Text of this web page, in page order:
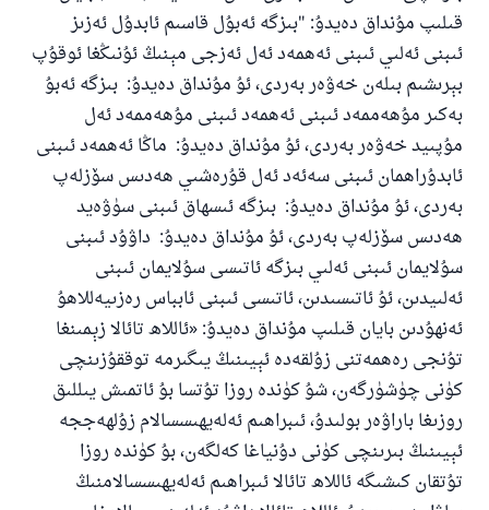
قىلىپ مۇنداق دەيدۇ: "بىزگە ئەبۇل قاسىم ئابدۇل ئەزىز
ئىبنى ئەلىي ئىبنى ئەھمەد ئەل ئەزجى مېنىڭ ئۇنىڭغا ئوقۇپ
بېرىشىم بىلەن خەۋەر بەردى، ئۇ مۇنداق دەيدۇ: بىزگە ئەبۇ
بەكىر مۇھەممەد ئىبنى ئەھمەد ئىبنى مۇھەممەد ئەل
مۇپىيد خەۋەر بەردى، ئۇ مۇنداق دەيدۇ: ماڭا ئەھمەد ئىبنى
ئابدۇراھمان ئىبنى سەئەد ئەل قۇرەشىي ھەدىس سۆزلەپ
بەردى، ئۇ مۇنداق دەيدۇ: بىزگە ئىسھاق ئىبنى سۈۋەيد
ھەدىس سۆزلەپ بەردى، ئۇ مۇنداق دەيدۇ: داۋۇد ئىبنى
سۇلايمان ئىبنى ئەلىي بىزگە ئاتىسى سۇلايمان ئىبنى
ئەلىيدىن، ئۇ ئاتىسىدىن، ئاتىسى ئىبنى ئابباس رەزىيەللاھۇ
ئەنھۇدىن بايان قىلىپ مۇنداق دەيدۇ: «ئاللاھ تائالا زېمىنغا
تۇنجى رەھمەتنى زۇلقەدە ئېيىنىڭ يىگىرمە توققۇزىنچى
كۈنى چۈشۈرگەن، شۇ كۈندە روزا تۇتسا بۇ ئاتمىش يىللىق
روزىغا باراۋەر بولىدۇ، ئىبراھىم ئەلەيھىسسالام زۇلھەججە
ئېيىنىڭ بىرىنچى كۈنى دۇنياغا كەلگەن، بۇ كۈندە روزا
تۇتقان كىشىگە ئاللاھ تائالا ئىبراھىم ئەلەيھىسسالامنىڭ